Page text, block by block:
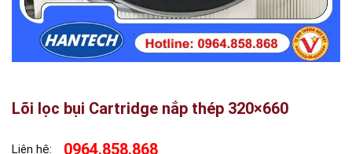
Lõi lọc bụi Cartridge nắp thép 320×660
Liên hệ: 0964.858.868